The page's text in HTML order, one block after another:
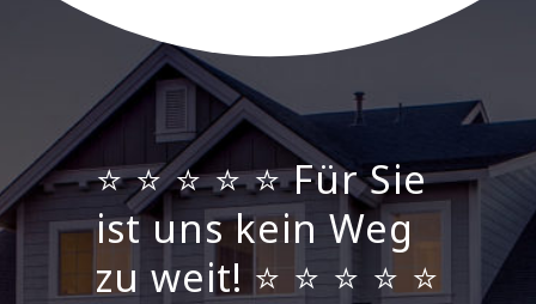
⭐ ⭐ ⭐ ⭐ ⭐ Für Sie
ist uns kein Weg
zu weit! ⭐ ⭐ ⭐ ⭐ ⭐